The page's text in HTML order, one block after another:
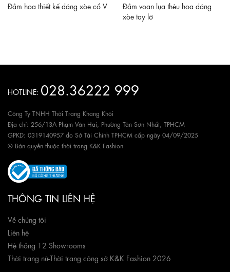
Đầm hoa thiết kế dáng xòe cổ V
Đầm voan lụa thêu hoa dáng
xòe tay lỡ
HOTLINE: 028.36222 999
Công Ty TNHH Thời Trang Khang Khôi
Địa chỉ: 256/13A Phạm Văn Hai, Phường Tân Sơn Nhất, TPHCM
GPKD: 0319140957 do Sở Tài Chính TPHCM cấp ngày 04/09/2025
® Bản quyền thuộc thời trang K&K Fashion
THÔNG TIN LIÊN HỆ
Về chúng tôi
Liên hệ
Hệ thống 12 Showrooms
Thời trang nữ-Thời trang công sở K&K Fashion 2026